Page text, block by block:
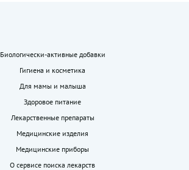
Биологически-активные добавки
Гигиена и косметика
Для мамы и малыша
Здоровое питание
Лекарственные препараты
Медицинские изделия
Медицинские приборы
О сервисе поиска лекарств